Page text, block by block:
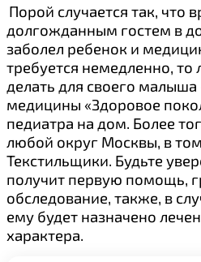
Порой случается так, что
долгожданным гостем в
заболел ребенок и
требуется немедленно,
делать для своего малыша
медицины «Здоровое
педиатра на дом. Более
любой округ Москвы, в
Текстильщики. Будьте
получит первую помощь,
обследование, также, в
ему будет назначено
характера.